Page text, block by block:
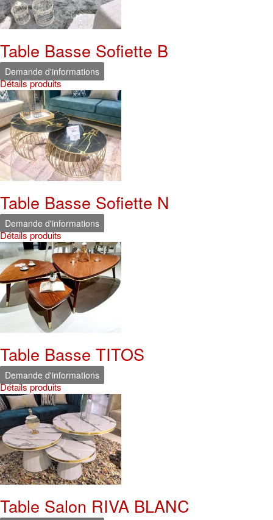
Table Basse Sofiette B
Demande d'informations
Détails produits
Table Basse Sofiette N
Demande d'informations
Détails produits
Table Basse TITOS
Demande d'informations
Détails produits
Table Salon RIVA BLANC